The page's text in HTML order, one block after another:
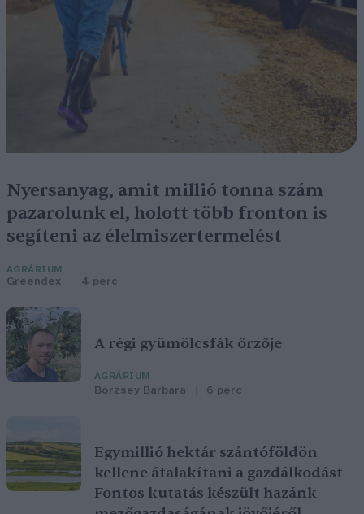
Nyersanyag, amit millió tonna szám
pazarolunk el, holott több fronton is
segíteni az élelmiszertermelést
AGRÁRIUM
Greendex 4 perc
A régi gyümölcsfák őrzője
AGRÁRIUM
Börzsey Barbara 6 perc
Egymillió hektár szántóföldön
kellene átalakítani a gazdálkodást –
Fontos kutatás készült hazánk